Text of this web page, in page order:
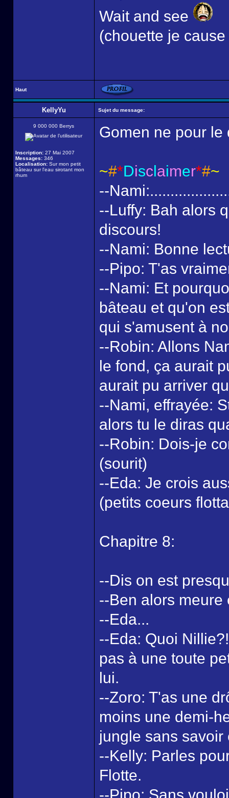
Wait and see
(chouette je
Haut
KellyYu Sujet du message:
9 000 000 Berrys
Inscription: 27 Mai 2007
Messages: 346
Localisation: Sur mon petit
bâteau sur l'eau sirotant mon
rhum
Gomen ne pour
~#*Disclaimer*#~
--
--Luffy: Bah alors
discours!
--Nami: Bonne
--Pipo: T'as
--Nami: Et
bâteau et qu'on
qui s'amusent à
--Robin: Allons
le fond, ça aurait
aurait pu arriver
--Nami, effrayée:
alors tu le diras
--Robin: Dois-je
(sourit)
--Eda: Je crois
(petits coeurs
Chapitre 8:
--Dis on est
--Ben alors meure
--Eda...
--Eda: Quoi
pas à une toute
lui.
--Zoro: T'as une
moins une demi-
jungle sans savoir
--Kelly: Parles
Flotte.